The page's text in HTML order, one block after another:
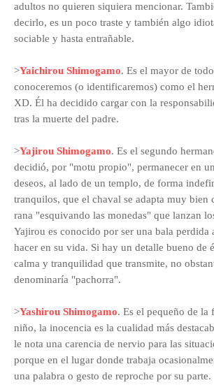
adultos no quieren siquiera mencionar.
decirlo, es un poco traste y también algo
sociable y hasta entrañable.
>Yaichirou Shimogamo. Es el mayor de
conoceremos (o identificaremos) como el
XD. Él ha decidido cargar con la
tras la muerte del padre.
>Yajirou Shimogamo. Es el segundo
decidió, por "motu propio", permanecer en
deseos, al lado de un templo, de forma
tranquilos, que el chaval se adapta muy bien
rana "esquivando las monedas" que lanzan
Yajirou es conocido por ser una bala perdida
hacer en su vida. Si hay un detalle bueno de
calma y tranquilidad que transmite, no
denominaría "pachorra".
>Yashirou Shimogamo. Es el pequeño de la
niño, la inocencia es la cualidad más
le nota una carencia de nervio para las
porque en el lugar donde trabaja
una palabra o gesto de reproche por su parte.